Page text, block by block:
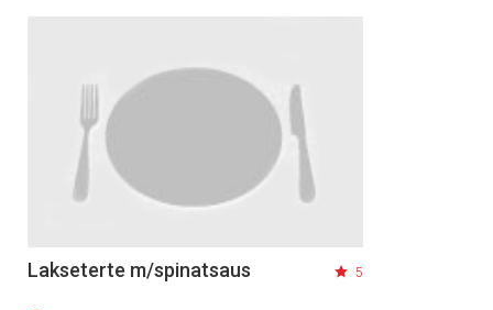
Lakseterte m/spinatsaus 5